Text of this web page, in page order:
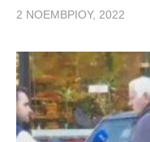
2 ΝΟΕΜΒΡΊΟΥ, 2022